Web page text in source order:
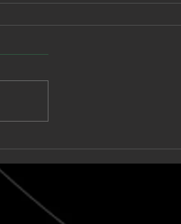
Unknown Vagabond
lleva un sintetizador
onírico hacia un clímax
post-rock en “Warm Tide